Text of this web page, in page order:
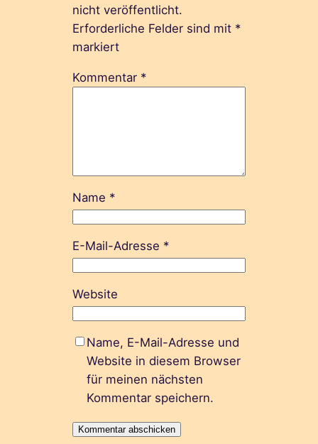
nicht veröffentlicht.
Erforderliche Felder sind mit *
markiert
Kommentar *
Name *
E-Mail-Adresse *
Website
Name, E-Mail-Adresse und
Website in diesem Browser
für meinen nächsten
Kommentar speichern.